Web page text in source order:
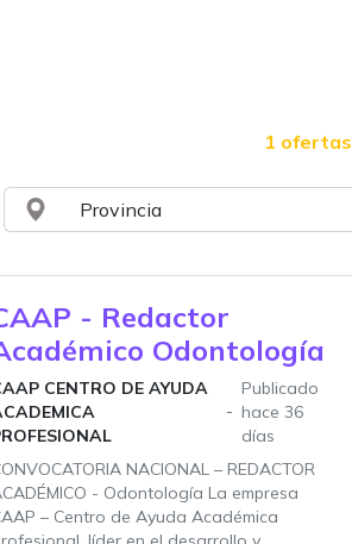
1 ofertas
- Redactor
Odontología
CENTRO DE AYUDA
Publicado
hace 36
días
NACIONAL – REDACTOR
- Odontología La empresa
– Centro de Ayuda Académica